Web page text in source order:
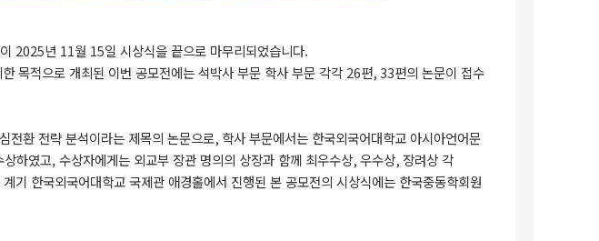
2025년 11월 15일 시상식을 끝으로 마무리되었습니다.
목적으로 개최된 이번 공모전에는 석박사 부문 학사 부문 각각 26편, 33편의 논문이 접수
전환 전략 분석이라는 제목의 논문으로, 학사 부문에서는 한국외국어대학교 아시아언어문
하였고, 수상자에게는 외교부 장관 명의의 상장과 함께 최우수상,우수상, 장려상 각
기 한국외국어대학교 국제관 애경홀에서 진행된 본 공모전의 시상식에는 한국중동학회원